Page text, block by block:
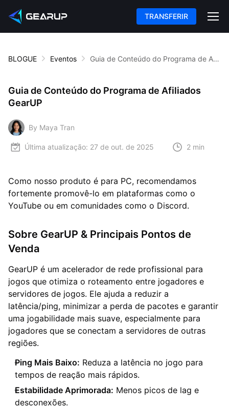
TRANSFERIR
BLOGUE Eventos Guia de Conteúdo do Programa de Afiliados GearUP
Guia de Conteúdo do Programa de Afiliados
GearUP
By Maya Tran
Última atualização: 27 de out. de 2025 2 min
Como nosso produto é para PC, recomendamos
fortemente promovê-lo em plataformas como o
YouTube ou em comunidades como o Discord.
Sobre GearUP & Principais Pontos de
Venda
GearUP é um acelerador de rede profissional para
jogos que otimiza o roteamento entre jogadores e
servidores de jogos. Ele ajuda a reduzir a
latência/ping, minimizar a perda de pacotes e garantir
uma jogabilidade mais suave, especialmente para
jogadores que se conectam a servidores de outras
regiões.
Ping Mais Baixo: Reduza a latência no jogo para
tempos de reação mais rápidos.
Estabilidade Aprimorada: Menos picos de lag e
desconexões.